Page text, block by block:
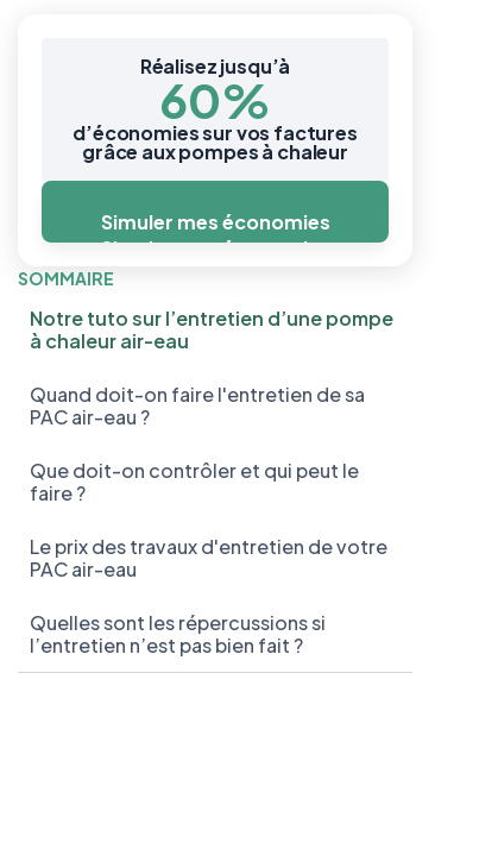
Réalisez jusqu’à
60%
d’économies sur vos factures
grâce aux pompes à chaleur
Simuler mes économies
Simuler mes économies
SOMMAIRE
Notre tuto sur l’entretien d’une pompe
à chaleur air-eau
Quand doit-on faire l'entretien de sa
PAC air-eau ?
Que doit-on contrôler et qui peut le
faire ?
Le prix des travaux d'entretien de votre
PAC air-eau
Quelles sont les répercussions si
l’entretien n’est pas bien fait ?